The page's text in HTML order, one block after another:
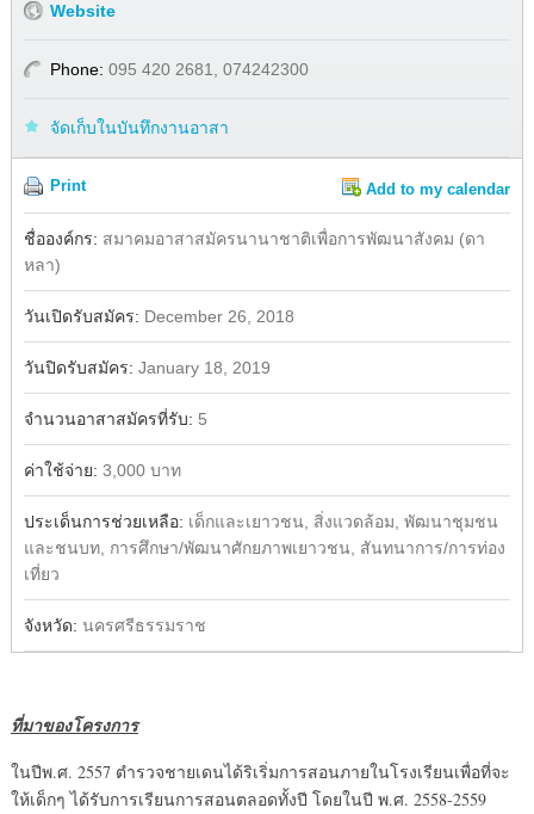
Website
Phone: 095 420 2681, 074242300
จัดเก็บในบันทึกงานอาสา
Print Add to my calendar
Facebook
ชื่อองค์กร: สมาคมอาสาสมัครนานาชาติเพื่อการพัฒนาสังคม (ดา
หลา)
วันเปิดรับสมัคร: December 26, 2018
วันปิดรับสมัคร: January 18, 2019
จำนวนอาสาสมัครที่รับ: 5
ค่าใช้จ่าย: 3,000 บาท
ประเด็นการช่วยเหลือ: เด็กและเยาวชน, สิ่งแวดล้อม, พัฒนาชุมชน
และชนบท, การศึกษา/พัฒนาศักยภาพเยาวชน, สันทนาการ/การท่อง
เที่ยว
จังหวัด: นครศรีธรรมราช
ที่มาของโครงการ
ในปีพ.ศ. 2557 ตำรวจชายเดนได้ริเริ่มการสอนภายในโรงเรียนเพื่อที่จะ
ให้เด็กๆ ได้รับการเรียนการสอนตลอดทั้งปี โดยในปี พ.ศ. 2558-2559